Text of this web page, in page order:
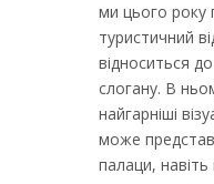
ми цього року
туристичний
відноситься
слогану. В
найгарніші
може
палаци,